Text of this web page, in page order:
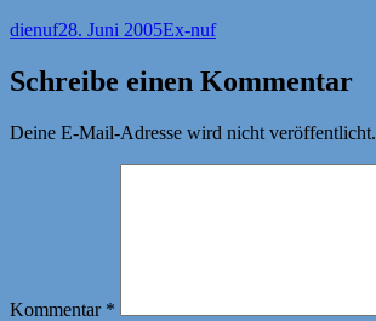
Autor
dienufVeröffentlicht
28. Juni 2005Kategorien
Ex-nuf
Schreibe einen Kommentar
Deine E-Mail-Adresse wird nicht veröffentlicht.
Kommentar *